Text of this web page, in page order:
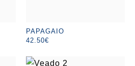
PAPAGAIO
42.50€